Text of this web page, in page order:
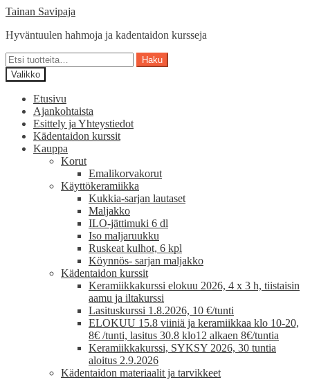
Siirry
Siirry
Tainan Savipaja
Hyväntuulen hahmoja ja kadentaidon kursseja
Etsi:
Haku
Valikko
Etusivu
Ajankohtaista
Esittely ja Yhteystiedot
Kädentaidon kurssit
Kauppa
Korut
Emalikorvakorut
Käyttökeramiikka
Kukkia-sarjan lautaset
Maljakko
ILO-jättimuki 6 dl
Iso maljaruukku
Ruskeat kulhot, 6 kpl
Köynnös- sarjan maljakko
Kädentaidon kurssit
Keramiikkakurssi elokuu 2026, 4 x 3 h, tiistaisin
aamu ja iltakurssi
Lasituskurssi 1.8.2026, 10 €/tunti
ELOKUU 15.8 viiniä ja keramiikkaa klo 10-20,
8€ /tunti, lasitus 30.8 klo12 alkaen 8€/tuntia
Keramiikkakurssi, SYKSY 2026, 30 tuntia
aloitus 2.9.2026
Kädentaidon materiaalit ja tarvikkeet